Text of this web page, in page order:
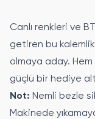
Canlı renkleri ve
getiren bu
olmaya aday.
güçlü bir hediye
Not: Nemli bezle
Makinede